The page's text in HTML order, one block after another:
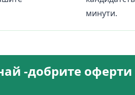
минути.
-добрите оферти